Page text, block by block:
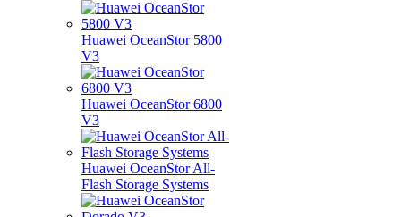
Huawei OceanStor 5800
V3
Huawei OceanStor 6800
V3
Huawei OceanStor All-
Flash Storage Systems